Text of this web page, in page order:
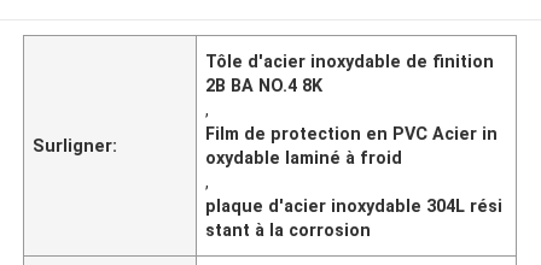
Surligner:
Tôle d'acier inoxydable de finition
2B BA NO.4 8K
,
Film de protection en PVC Acier in
oxydable laminé à froid
,
plaque d'acier inoxydable 304L rési
stant à la corrosion